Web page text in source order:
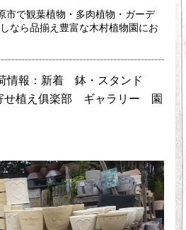
市で観葉植物・多肉植物・ガーデ
なら品揃え豊富な木村植物園にお
情報：新着
鉢・スタンド
せ植え俱楽部 ギャラリー
園